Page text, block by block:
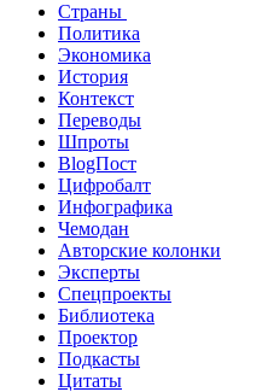
Страны
Политика
Экономика
История
Контекст
Переводы
Шпроты
BlogПост
Цифробалт
Инфографика
Чемодан
Авторские колонки
Эксперты
Спецпроекты
Библиотека
Проектор
Подкасты
Цитаты